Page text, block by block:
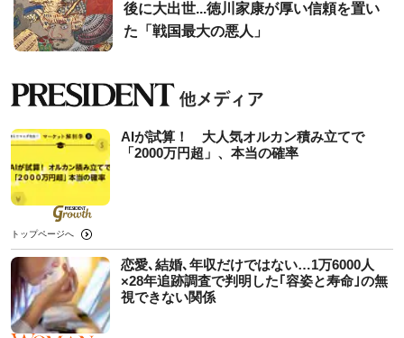
後に大出世...徳川家康が厚い信頼を置い
た「戦国最大の悪人」
AIが試算！ 大人気オルカン積み立てで
「2000万円超」、本当の確率
トップページへ
恋愛､結婚､年収だけではない…1万6000人
×28年追跡調査で判明した｢容姿と寿命｣の無
視できない関係